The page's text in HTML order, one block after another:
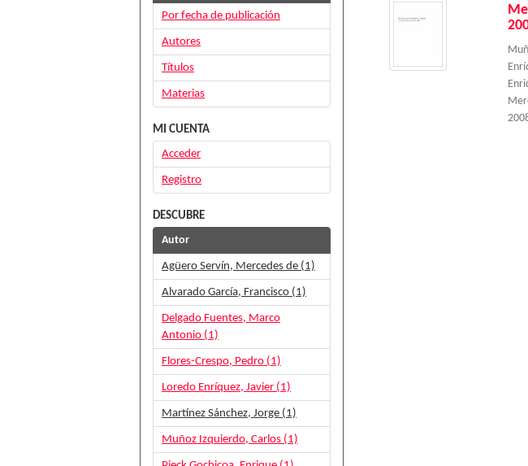
Por fecha de publicación
Autores
Títulos
Materias
MI CUENTA
Acceder
Registro
DESCUBRE
Autor
Agüero Servín, Mercedes de (1)
Alvarado García, Francisco (1)
Delgado Fuentes, Marco
Antonio (1)
Flores-Crespo, Pedro (1)
Loredo Enríquez, Javier (1)
Martínez Sánchez, Jorge (1)
Muñoz Izquierdo, Carlos (1)